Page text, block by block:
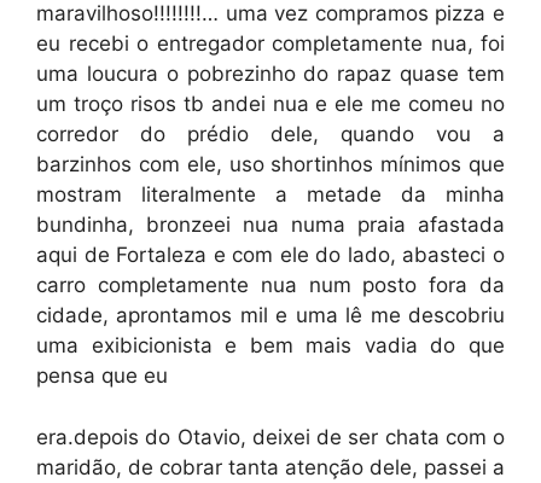
maravilhoso!!!!!!!!… uma vez compramos pizza e
eu recebi o entregador completamente nua, foi
uma loucura o pobrezinho do rapaz quase tem
um troço risos tb andei nua e ele me comeu no
corredor do prédio dele, quando vou a
barzinhos com ele, uso shortinhos mínimos que
mostram literalmente a metade da minha
bundinha, bronzeei nua numa praia afastada
aqui de Fortaleza e com ele do lado, abasteci o
carro completamente nua num posto fora da
cidade, aprontamos mil e uma lê me descobriu
uma exibicionista e bem mais vadia do que
pensa que eu
era.depois do Otavio, deixei de ser chata com o
maridão, de cobrar tanta atenção dele, passei a